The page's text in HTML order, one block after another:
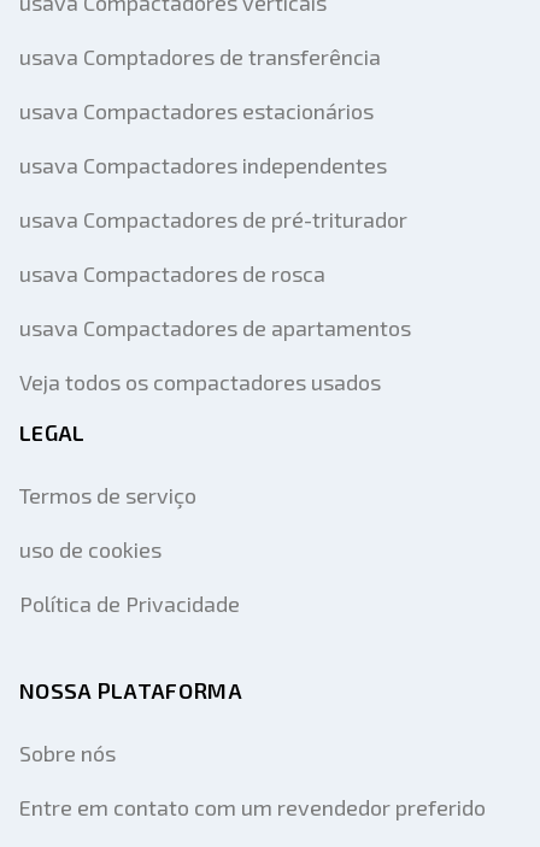
usava Comptadores de transferência
usava Compactadores estacionários
usava Compactadores independentes
usava Compactadores de pré-triturador
usava Compactadores de rosca
usava Compactadores de apartamentos
Veja todos os compactadores usados
LEGAL
Termos de serviço
uso de cookies
Política de Privacidade
NOSSA PLATAFORMA
Sobre nós
Entre em contato com um revendedor preferido